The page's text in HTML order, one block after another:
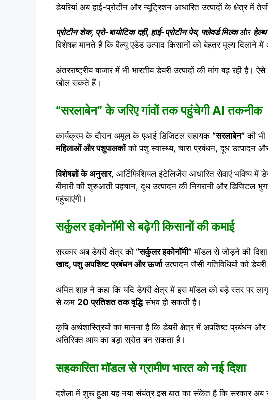
डेयरियां अब हाई-प्रोटीन और न्यूट्रिशन आधारित उत्पादों के क्षेत्र में
प्रोटीन शेक, प्रो-बायोटिक दही, हाई-प्रोटीन पेय, फ्लेवर्ड मिल्क और हेल्थ
विशेषज्ञ मानते हैं कि वैल्यू एडेड उत्पाद किसानों को बेहतर मूल्य दिलाने में
अंतरराष्ट्रीय बाजार में भी भारतीय डेयरी उत्पादों की मांग बढ़ रही
खोल सकते हैं।
“सरलाबेन” के जरिए गांवों तक पहुंचेगी AI तकनीक
कार्यक्रम के दौरान अमूल के एआई डिजिटल सहायक “सरलाबेन” की भी
महिलाओं और पशुपालकोंको पशु स्वास्थ्य, चारा प्रबंधन, दूध उत्पादन
विशेषज्ञों के अनुसार, आर्टिफिशियल इंटेलिजेंस आधारित सेवाएं भविष्य
बीमारी की शुरुआती पहचान, दूध उत्पादन की निगरानी और डिजिटल
पहुंचाएंगी।
सर्कुलर इकोनॉमी से बढ़ेगी किसानों की कमाई
सरकार अब डेयरी क्षेत्र को “सर्कुलर इकोनॉमी” मॉडल से जोड़ने की
खाद, पशु अपशिष्ट प्रबंधन और ऊर्जाउत्पादन जैसी गतिविधियों को
अमित शाह ने कहा कि यदि डेयरी क्षेत्र में इस मॉडल को बड़े स्तर पर
से कम 20 प्रतिशत तक वृद्धिसंभव हो सकती है।
कृषि अर्थशास्त्रियों का मानना है कि डेयरी क्षेत्र में अपशिष्ट प्रबंधन और
अतिरिक्त आय का बड़ा स्रोत बन सकता है।
सहकारिता मॉडल से ग्रामीण भारत को नई दिशा
दशेला में शुरू हुआ यह नया संयंत्र इस बात का संकेत है कि सरकार अब